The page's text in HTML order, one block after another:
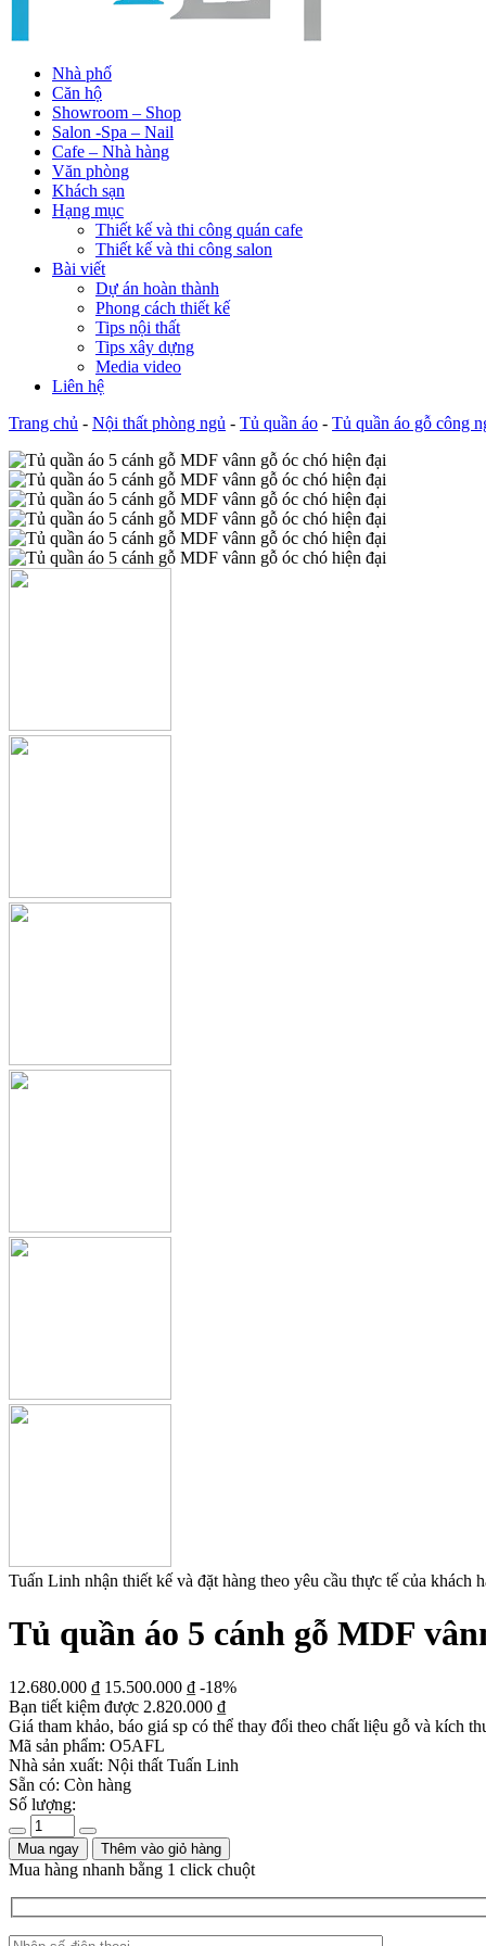
Nhà phố
Căn hộ
Showroom – Shop
Salon -Spa – Nail
Cafe – Nhà hàng
Văn phòng
Khách sạn
Hạng mục
Thiết kế và thi công quán cafe
Thiết kế và thi công salon
Bài viết
Dự án hoàn thành
Phong cách thiết kế
Tips nội thất
Tips xây dựng
Media video
Liên hệ
Trang chủ - Nội thất phòng ngủ - Tủ quần áo - Tủ quần áo gỗ công
Tuấn Linh nhận thiết kế và đặt hàng theo yêu cầu thực tế của khách
Tủ quần áo 5 cánh gỗ MDF
12.680.000 ₫ 15.500.000 ₫ -18%
Bạn tiết kiệm được 2.820.000 ₫
Giá tham khảo, báo giá sp có thể thay đổi theo chất liệu gỗ và kích
Mã sản phẩm: O5AFL
Nhà sản xuất: Nội thất Tuấn Linh
Sẵn có: Còn hàng
Số lượng:
Mua ngay Thêm vào giỏ hàng
Mua hàng nhanh bằng 1 click chuột